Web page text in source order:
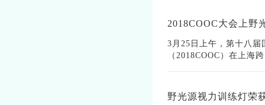
2018COOC大会上野
3月25日上午，第十八
（2018COOC）在上海